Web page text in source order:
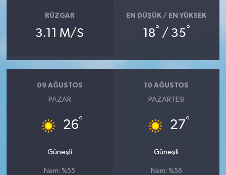
RÜZGAR
3.11 M/S
EN DÜŞÜK / EN YÜKSEK
18° / 35°
09 AĞUSTOS
PAZAR
26°
Güneşli
Nem: %55
10 AĞUSTOS
PAZARTESI
27°
Güneşli
Nem: %56